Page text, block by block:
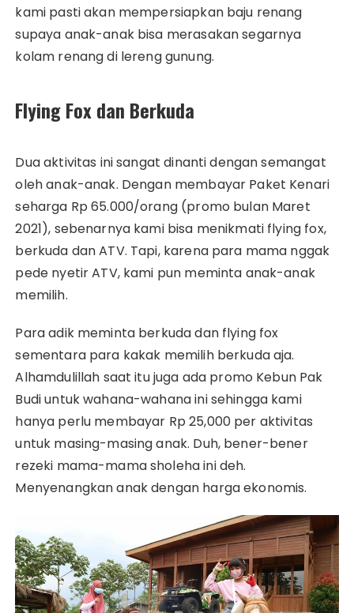
kami pasti akan mempersiapkan baju renang
supaya anak-anak bisa merasakan segarnya
kolam renang di lereng gunung.
Flying Fox dan Berkuda
Dua aktivitas ini sangat dinanti dengan semangat
oleh anak-anak. Dengan membayar Paket Kenari
seharga Rp 65.000/orang (promo bulan Maret
2021), sebenarnya kami bisa menikmati flying fox,
berkuda dan ATV. Tapi, karena para mama nggak
pede nyetir ATV, kami pun meminta anak-anak
memilih.
Para adik meminta berkuda dan flying fox
sementara para kakak memilih berkuda aja.
Alhamdulillah saat itu juga ada promo Kebun Pak
Budi untuk wahana-wahana ini sehingga kami
hanya perlu membayar Rp 25,000 per aktivitas
untuk masing-masing anak. Duh, bener-bener
rezeki mama-mama sholeha ini deh.
Menyenangkan anak dengan harga ekonomis.